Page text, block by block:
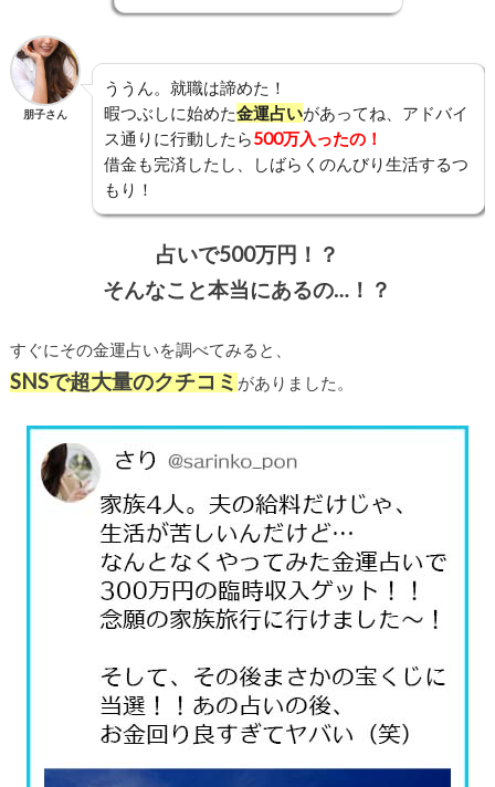
朋子さん
ううん。就職は諦めた！
暇つぶしに始めた金運占いがあってね、アドバイ
ス通りに行動したら500万入ったの！
借金も完済したし、しばらくのんびり生活するつ
もり！
占いで500万円！？
そんなこと本当にあるの…！？
すぐにその金運占いを調べてみると、
SNSで超大量のクチコミがありました。